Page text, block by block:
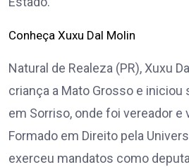
Conheça Xuxu Dal Molin
Natural de Realeza (PR), Xuxu
criança a Mato Grosso e iniciou
em Sorriso, onde foi vereador e
Formado em Direito pela
exerceu mandatos como